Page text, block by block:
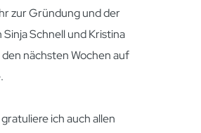
zur Gründung und der
Schnell und Kristina
nächsten Wochen auf
ich auch allen